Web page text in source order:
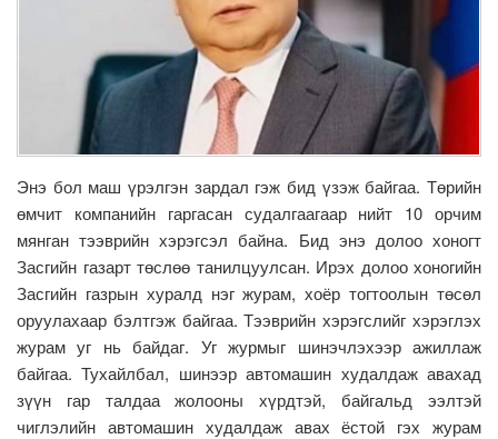
Энэ бол маш үрэлгэн зардал гэж бид үзэж байгаа. Төрийн
өмчит компанийн гаргасан судалгаагаар нийт 10 орчим
мянган тээврийн хэрэгсэл байна. Бид энэ долоо хоногт
Засгийн газарт төслөө танилцуулсан. Ирэх долоо хоногийн
Засгийн газрын хуралд нэг журам, хоёр тогтоолын төсөл
оруулахаар бэлтгэж байгаа. Тээврийн хэрэгслийг хэрэглэх
журам уг нь байдаг. Уг журмыг шинэчлэхээр ажиллаж
байгаа. Тухайлбал, шинээр автомашин худалдаж авахад
зүүн гар талдаа жолооны хүрдтэй, байгальд ээлтэй
чиглэлийн автомашин худалдаж авах ёстой гэх журам